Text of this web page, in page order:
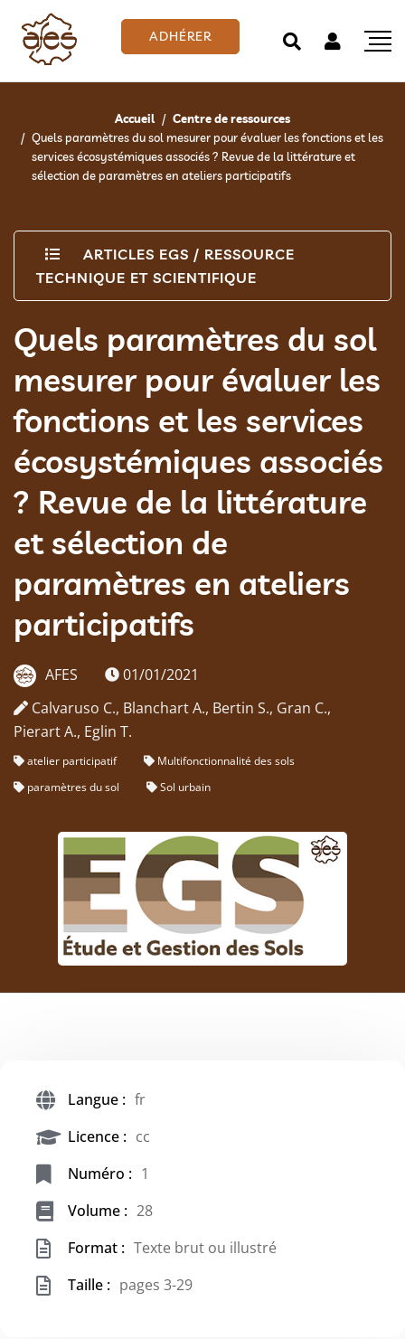
ADHÉRER
Accueil
Centre de ressources
Quels paramètres du sol mesurer pour évaluer les fonctions et les
services écosystémiques associés ? Revue de la littérature et
sélection de paramètres en ateliers participatifs
ARTICLES EGS / RESSOURCE
TECHNIQUE ET SCIENTIFIQUE
Quels paramètres du sol
mesurer pour évaluer les
fonctions et les services
écosystémiques associés
? Revue de la littérature
et sélection de
paramètres en ateliers
participatifs
AFES
01/01/2021
Calvaruso C., Blanchart A., Bertin S., Gran C.,
Pierart A., Eglin T.
atelier participatif
Multifonctionnalité des sols
paramètres du sol
Sol urbain
Langue : fr
Licence : cc
Numéro : 1
Volume : 28
Format : Texte brut ou illustré
Taille : pages 3-29